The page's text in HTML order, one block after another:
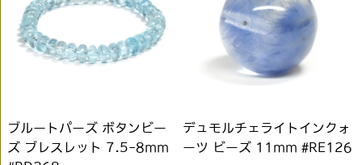
ブルートパーズ ボタンビー
ズ ブレスレット 7.5-8mm
デュモルチェライトインクォ
ーツ ビーズ 11mm #RE126